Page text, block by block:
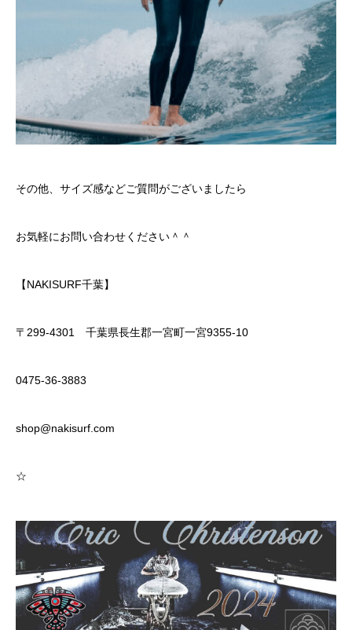
その他、サイズ感などご質問がございましたら
お気軽にお問い合わせください＾＾
【NAKISURF千葉】
〒299-4301 千葉県長生郡一宮町一宮9355-10
0475-36-3883
shop@nakisurf.com
☆